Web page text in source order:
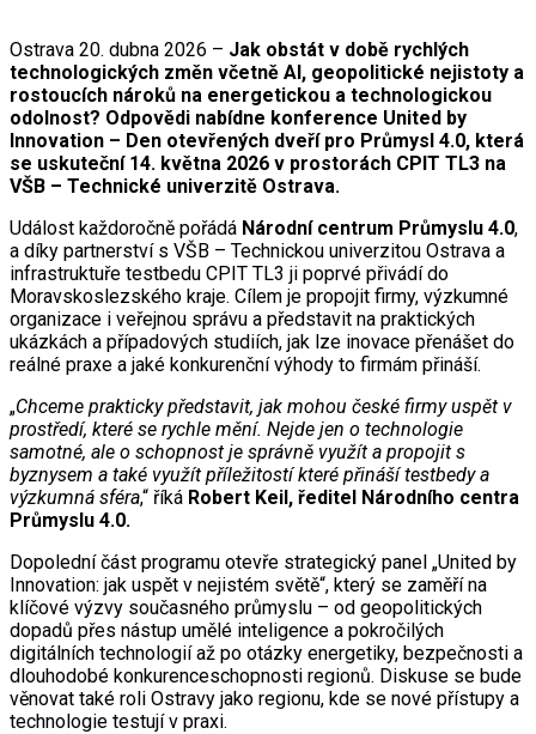
Ostrava 20. dubna 2026 – Jak obstát v době rychlých
technologických změn včetně AI, geopolitické nejistoty a
rostoucích nároků na energetickou a technologickou
odolnost? Odpovědi nabídne konference United by
Innovation – Den otevřených dveří pro Průmysl 4.0, která
se uskuteční 14. května 2026 v prostorách CPIT TL3 na
VŠB – Technické univerzitě Ostrava.
Událost každoročně pořádá Národní centrum Průmyslu 4.0,
a díky partnerství s VŠB – Technickou univerzitou Ostrava a
infrastruktuře testbedu CPIT TL3 ji poprvé přivádí do
Moravskoslezského kraje. Cílem je propojit firmy, výzkumné
organizace i veřejnou správu a představit na praktických
ukázkách a případových studiích, jak lze inovace přenášet do
reálné praxe a jaké konkurenční výhody to firmám přináší.
„Chceme prakticky představit, jak mohou české firmy uspět v
prostředí, které se rychle mění. Nejde jen o technologie
samotné, ale o schopnost je správně využít a propojit s
byznysem a také využít příležitostí které přináší testbedy a
výzkumná sféra,“ říká Robert Keil, ředitel Národního centra
Průmyslu 4.0.
Dopolední část programu otevře strategický panel „United by
Innovation: jak uspět v nejistém světě“, který se zaměří na
klíčové výzvy současného průmyslu – od geopolitických
dopadů přes nástup umělé inteligence a pokročilých
digitálních technologií až po otázky energetiky, bezpečnosti a
dlouhodobé konkurenceschopnosti regionů. Diskuse se bude
věnovat také roli Ostravy jako regionu, kde se nové přístupy a
technologie testují v praxi.